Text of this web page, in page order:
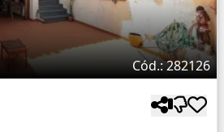
Cód.: 282126